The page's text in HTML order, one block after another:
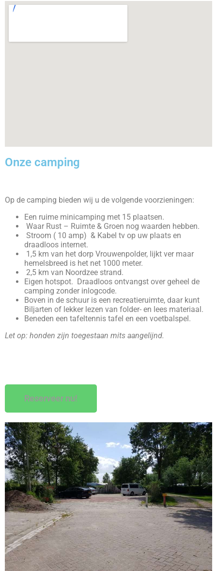
Onze camping
Op de camping bieden wij u de volgende voorzieningen:
Een ruime minicamping met 15 plaatsen.
Waar Rust – Ruimte & Groen nog waarden hebben.
Stroom ( 10 amp) & Kabel tv op uw plaats en
draadloos internet.
1,5 km van het dorp Vrouwenpolder, lijkt ver maar
hemelsbreed is het net 1000 meter.
2,5 km van Noordzee strand.
Eigen hotspot. Draadloos ontvangst over geheel de
camping zonder inlogcode.
Boven in de schuur is een recreatieruimte, daar kunt
Biljarten of lekker lezen van folder- en lees materiaal.
Beneden een tafeltennis tafel en een voetbalspel.
Let op: honden zijn toegestaan mits aangelijnd.
Reserveer nu!